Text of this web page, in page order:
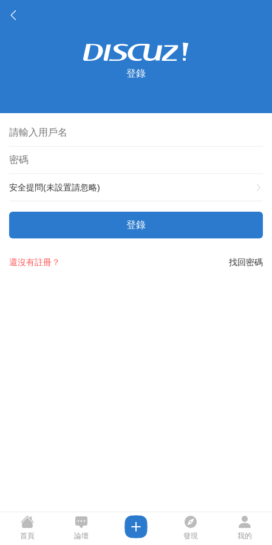
登錄
安全提問(未設置請忽略)
登錄
找回密碼
還沒有註冊？
首頁 論壇 發現 我的